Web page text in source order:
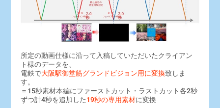
所定の動画仕様に沿って入稿していただいたクライアン
ト様のデータを、
電鉄で大阪駅御堂筋グランドビジョン用に変換致しま
す。
＝15秒素材本編にファーストカット・ラストカット各2秒
ずつ計4秒を追加した19秒の専用素材に変換